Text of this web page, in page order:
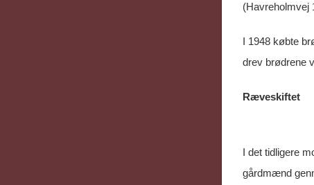
(Havreholmvej
I 1948 købte
drev brødrene
Ræveskiftet
I det tidligere
gårdmænd